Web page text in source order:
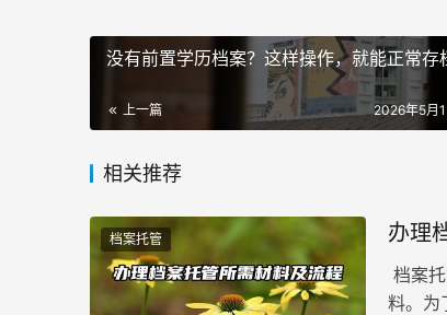
没有前置学历档案？这样操作，就能正常存
上一篇 2026年5月
相关推荐
档案托管 办理
档案
料。为